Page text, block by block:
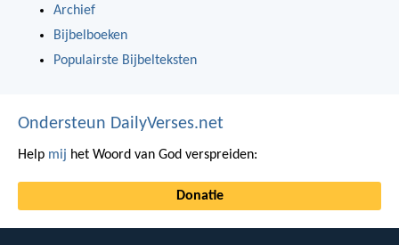
Archief
Bijbelboeken
Populairste Bijbelteksten
Ondersteun DailyVerses.net
Help mij het Woord van God verspreiden:
Donatie